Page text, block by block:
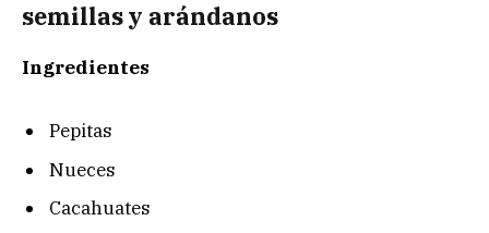
semillas y arándanos
Ingredientes
Pepitas
Nueces
Cacahuates